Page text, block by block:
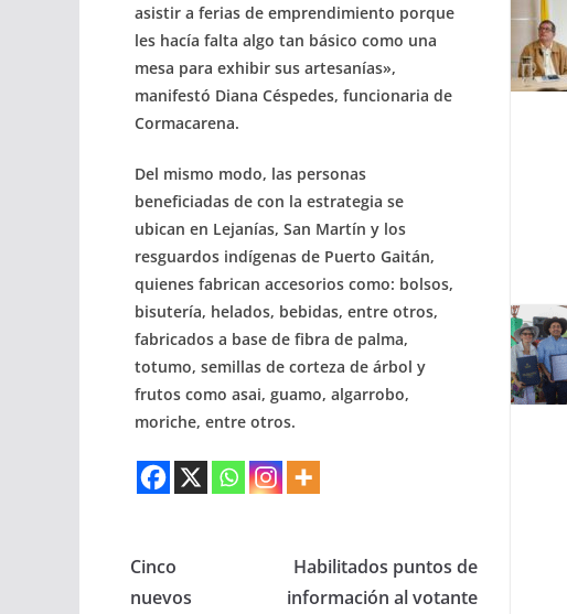
asistir a ferias de emprendimiento porque
les hacía falta algo tan básico como una
mesa para exhibir sus artesanías»,
manifestó Diana Céspedes, funcionaria de
Cormacarena.
Del mismo modo, las personas
beneficiadas de con la estrategia se
ubican en Lejanías, San Martín y los
resguardos indígenas de Puerto Gaitán,
quienes fabrican accesorios como: bolsos,
bisutería, helados, bebidas, entre otros,
fabricados a base de fibra de palma,
totumo, semillas de corteza de árbol y
frutos como asai, guamo, algarrobo,
moriche, entre otros.
Cinco
nuevos
Habilitados puntos de
información al votante